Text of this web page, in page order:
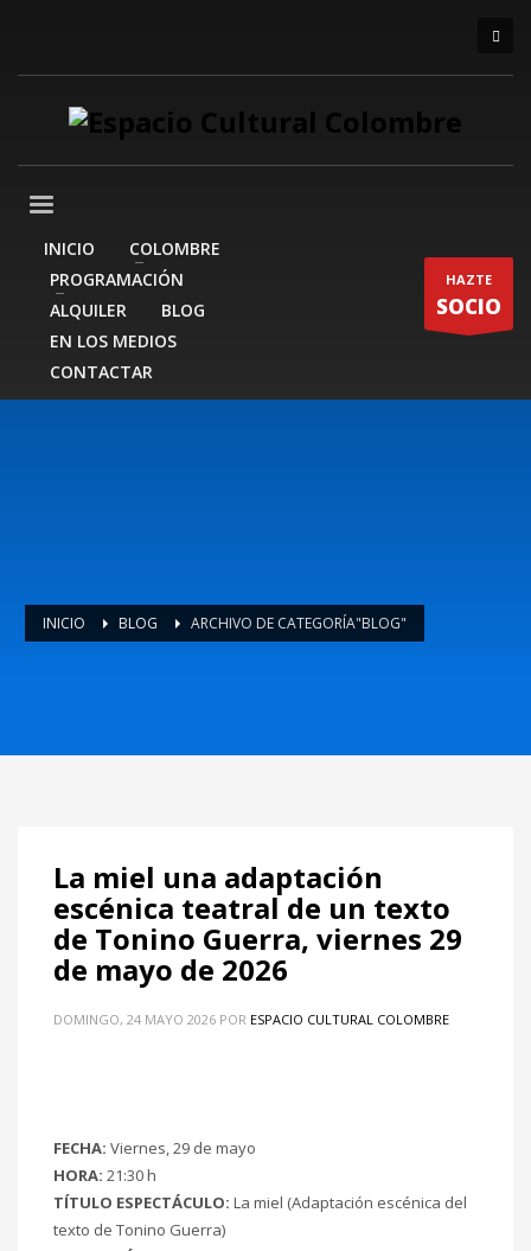
INICIO
COLOMBRE
PROGRAMACIÓN
ALQUILER
BLOG
EN LOS MEDIOS
CONTACTAR
HAZTE
SOCIO
INICIO BLOG ARCHIVO DE CATEGORÍA"BLOG"
La miel una adaptación
escénica teatral de un texto
de Tonino Guerra, viernes 29
de mayo de 2026
DOMINGO, 24 MAYO 2026 POR ESPACIO CULTURAL COLOMBRE
FECHA: Viernes, 29 de mayo
HORA: 21:30 h
TÍTULO ESPECTÁCULO: La miel (Adaptación escénica del
texto de Tonino Guerra)